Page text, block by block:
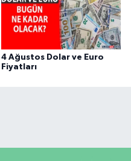
4 Ağustos Dolar ve Euro
Fiyatları